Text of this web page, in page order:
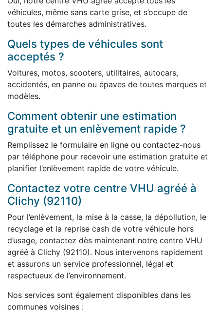
véhicules, même sans carte grise, et s’occupe de
toutes les démarches administratives.
Quels types de véhicules sont
acceptés ?
Voitures, motos, scooters, utilitaires, autocars,
accidentés, en panne ou épaves de toutes marques et
modèles.
Comment obtenir une estimation
gratuite et un enlèvement rapide ?
Remplissez le formulaire en ligne ou contactez-nous
par téléphone pour recevoir une estimation gratuite et
planifier l’enlèvement rapide de votre véhicule.
Contactez votre centre VHU agréé à
Clichy (92110)
Pour l’enlèvement, la mise à la casse, la dépollution, le
recyclage et la reprise cash de votre véhicule hors
d’usage, contactez dès maintenant notre centre VHU
agréé à Clichy (92110). Nous intervenons rapidement
et assurons un service professionnel, légal et
respectueux de l’environnement.
Nos services sont également disponibles dans les
communes voisines :